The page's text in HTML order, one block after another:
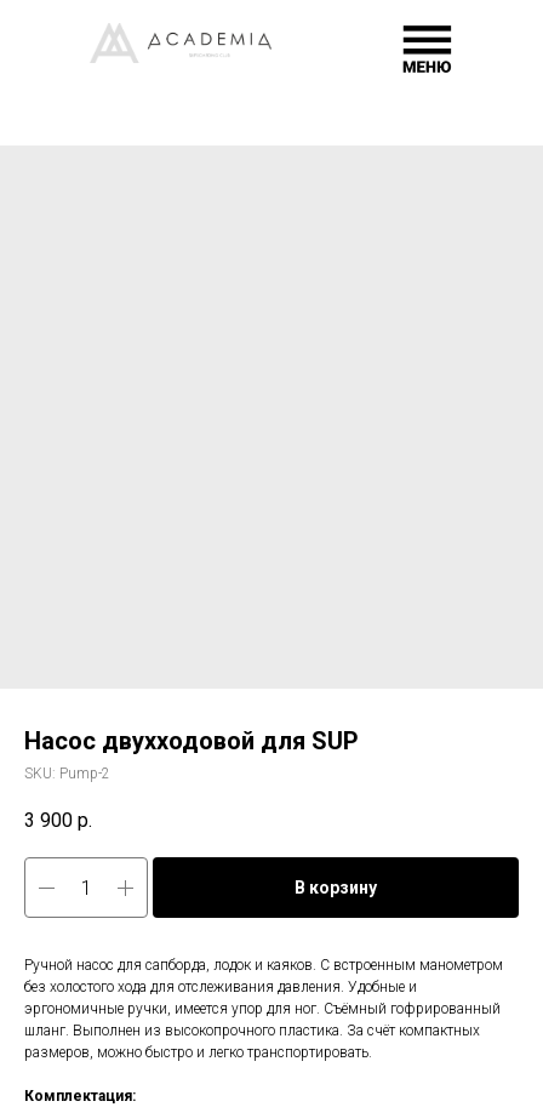
Насос двухходовой для SUP
SKU: Pump-2
3 900 р.
В корзину
Ручной насос для сапборда, лодок и каяков. С встроенным манометром
без холостого хода для отслеживания давления. Удобные и
эргономичные ручки, имеется упор для ног. Съёмный гофрированный
шланг. Выполнен из высокопрочного пластика. За счёт компактных
размеров, можно быстро и легко транспортировать.
Комплектация: